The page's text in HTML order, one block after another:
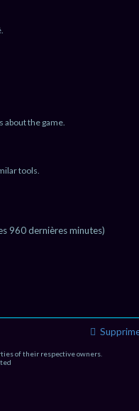
the game.
tools.
960 dernières minutes)
of their respective owners.